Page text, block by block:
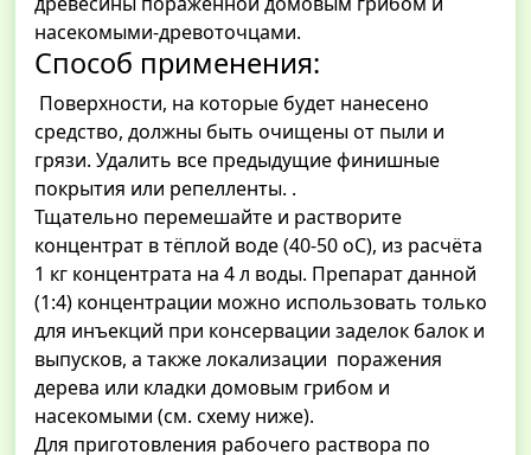
насекомыми-древоточцами.
Способ применения:
Поверхности, на которые будет нанесено
средство, должны быть очищены от пыли и
грязи. Удалить все предыдущие финишные
покрытия или репелленты. .
Тщательно перемешайте и растворите
концентрат в тёплой воде (40-50 оС), из расчёта
1 кг концентрата на 4 л воды. Препарат данной
(1:4) концентрации можно использовать только
для инъекций при консервации заделок балок и
выпусков, а также локализации поражения
дерева или кладки домовым грибом и
насекомыми (см. схему ниже).
Для приготовления рабочего раствора по